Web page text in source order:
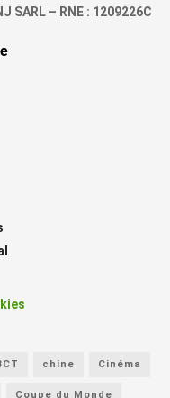
– RNE : 1209226C
chine Cinéma
Coupe du Monde